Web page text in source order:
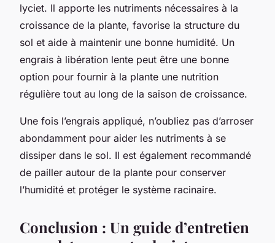
lyciet. Il apporte les nutriments nécessaires à la
croissance de la plante, favorise la structure du
sol et aide à maintenir une bonne humidité. Un
engrais à libération lente peut être une bonne
option pour fournir à la plante une nutrition
régulière tout au long de la saison de croissance.
Une fois l’engrais appliqué, n’oubliez pas d’arroser
abondamment pour aider les nutriments à se
dissiper dans le sol. Il est également recommandé
de pailler autour de la plante pour conserver
l’humidité et protéger le système racinaire.
Conclusion : Un guide d’entretien